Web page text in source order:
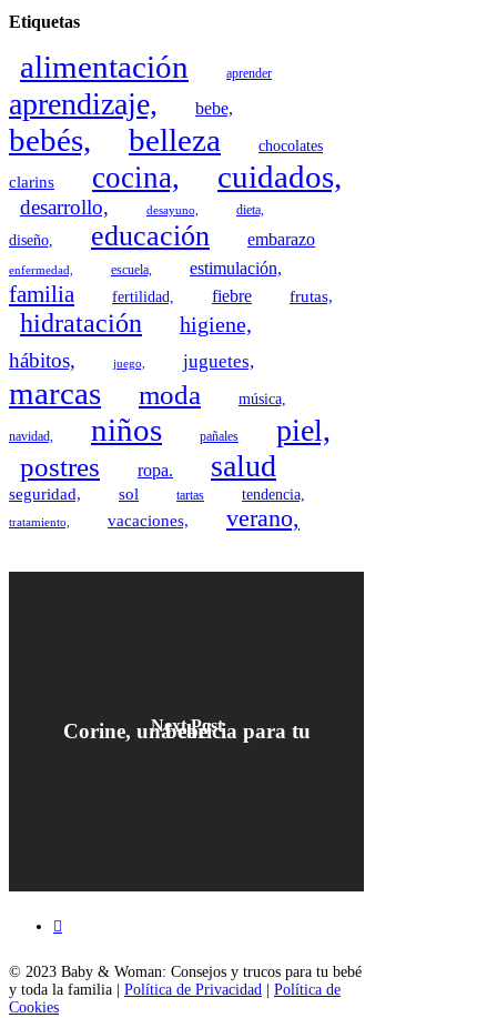
Etiquetas
alimentación aprender
aprendizaje, bebe,
bebés, belleza chocolates
clarins cocina, cuidados,
desarrollo, desayuno, dieta,
diseño, educación embarazo
enfermedad, escuela, estimulación,
familia fertilidad, fiebre frutas,
hidratación higiene,
hábitos, juego, juguetes,
marcas moda música,
navidad, niños pañales piel,
postres ropa. salud
seguridad, sol tartas tendencia,
tratamiento, vacaciones, verano,
Next Post
Corine, una caricia para tu bebé
facebook
© 2023 Baby & Woman: Consejos y trucos para tu bebé
y toda la familia | Política de Privacidad
Política de
Cookies